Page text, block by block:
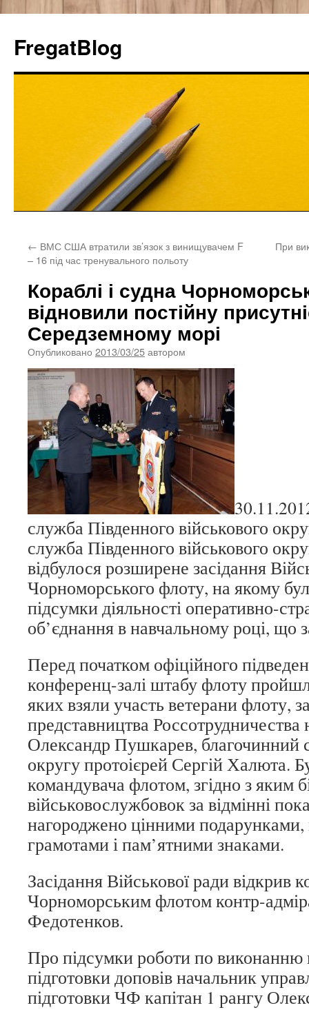
FregatBlog
← ВМС США втратили зв’язок з винищувачем F
– 16 під час тренувального польоту
При
Кораблі і судна
відновили постійну
Середземному морі
Опубликовано 2013/03/25автором
служба Південного військового
служба Південного військового
відбулося розширене засідання
Чорноморського флоту, на якому
підсумки діяльності оперативно-
об’єднання в навчальному році, що
Перед початком офіційного
конференц-залі штабу флоту
яких взяли участь ветерани флоту,
представництва Россотрудничества
Олександр Пушкарев, благочинний
округу протоієрей Сергій Халюта.
командувача флотом, згідно з яким
військовослужбовок за відмінні
нагороджено цінними
грамотами і пам’ятними знаками.
Засідання Військової ради відкрив
Чорноморським флотом контр-
Федотенков.
Про підсумки роботи по виконанню
підготовки доповів начальник
підготовки ЧФ капітан 1 рангу